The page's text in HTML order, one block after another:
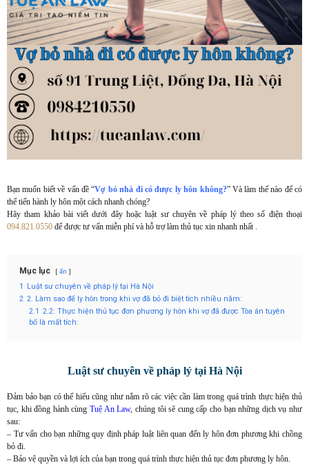
Bạn muốn biết về vấn đề “Vợ bỏ nhà đi có được ly hôn không?” Và làm thế nào để có
thể tiến hành ly hôn một cách nhanh chóng?
Hãy tham khảo bài viết dưới đây hoặc luật sư chuyên về pháp lý theo số điện thoại
094.821.0550 để được tư vấn miễn phí và hỗ trợ làm thủ tục xin nhanh nhất .
Mục lục ẩn
1
Luật sư chuyên về pháp lý tại Hà Nội
2 2. Làm sao để ly hôn trong khi vợ đã bỏ đi biệt tích nhiều năm:
2.1 2.2: Thực hiện thủ tục đơn phương ly hôn khi vợ đã được Tòa án tuyên
bố là mất tích:
Luật sư chuyên về pháp lý tại Hà Nội
Đảm bảo bạn có thể hiểu cũng như nắm rõ các việc cần làm trong quá trình thực hiện thủ
tục, khi đồng hành cùngTuệ An Law, chúng tôi sẽ cung cấp cho bạn những dịch vụ như
sau:
– Tư vấn cho bạn những quy định pháp luật liên quan đến ly hôn đơn phương khi chồng
bỏ đi.
– Bảo vệ quyền và lợi ích của bạn trong quá trình thực hiện thủ tục đơn phương ly hôn.